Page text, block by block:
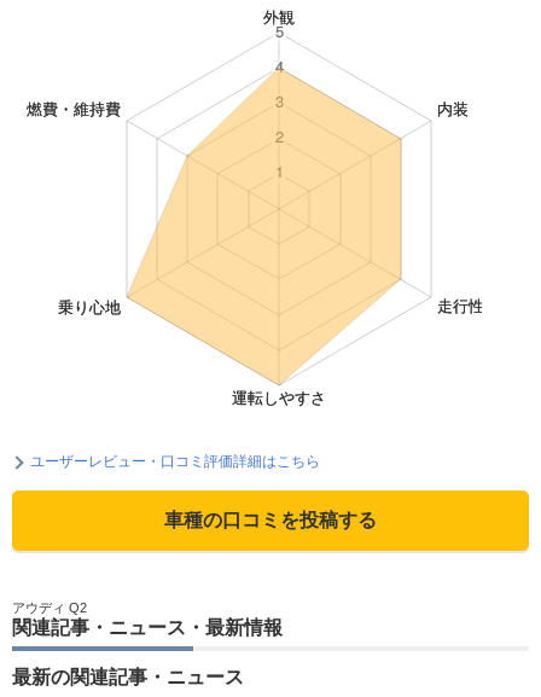
ユーザーレビュー・口コミ評価詳細はこちら
車種の口コミを投稿する
アウディ Q2
関連記事・ニュース・最新情報
最新の関連記事・ニュース